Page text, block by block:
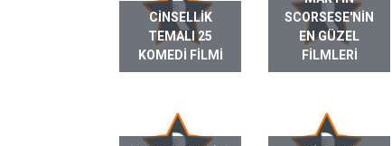
CINSELLIK
TEMALI 25
KOMEDI FILMI
SCORSESE'NIN
EN GÜZEL
FILMLERI